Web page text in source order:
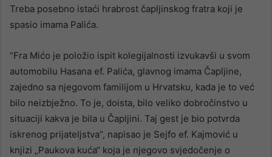
Treba posebno istaći hrabrost čapljinskog fratra koji je
spasio imama Palića.
“Fra Mićo je položio ispit kolegijalnosti izvukavši u svom
automobilu Hasana ef. Palića, glavnog imama Čapljine,
zajedno sa njegovom familijom u Hrvatsku, kada je to već
bilo neizbježno. To je, doista, bilo veliko dobročinstvo u
situaciji kakva je bila u Čapljini. Taj gest je bio potvrda
iskrenog prijateljstva”, napisao je Sejfo ef. Kajmović u
knjizi „Paukova kuća“ koja je njegovo svjedočenje o